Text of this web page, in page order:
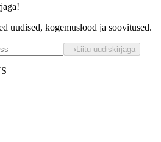
uudised, kogemuslood ja soovitused.
Liitu uudiskirjaga